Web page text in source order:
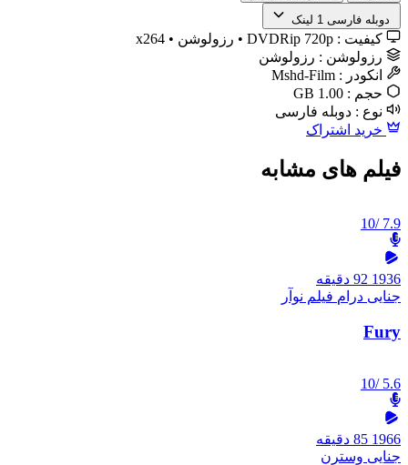
️ دوبله فارسی 1 لینک
کیفیت : DVDRip 720p • رزولوشن • x264
رزولوشن : رزولوشن
انکودر : Mshd-Film
حجم : 1.00 GB
نوع : دوبله فارسی
خرید اشتراک
فیلم های مشابه
7.9
/10
1936 92 دقیقه
جنایی درام فیلم نوآر
Fury
5.6
/10
1966 85 دقیقه
جنایی وسترن